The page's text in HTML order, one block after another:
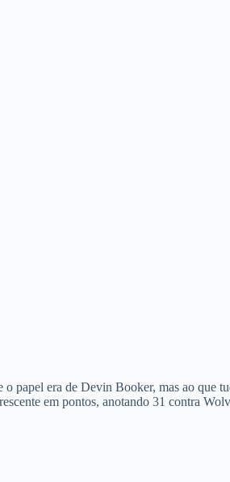
papel era de Devin Booker, mas ao que
em pontos, anotando 31 contra